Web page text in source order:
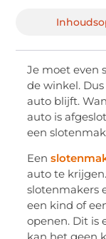
Je moet even
de winkel.
auto blijft.
auto is
een
Een
auto te
een kind of
openen. Dit
kan het geen